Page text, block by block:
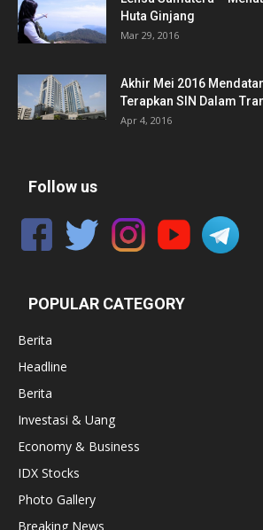
Huta Ginjang
Mar 29, 2016
Akhir Mei 2016
Terapkan SIN Dalam
Apr 4, 2016
Follow us
POPULAR CATEGORY
Berita
Headline
Berita
Investasi & Uang
Economy & Business
IDX Stocks
Photo Gallery
Breaking News